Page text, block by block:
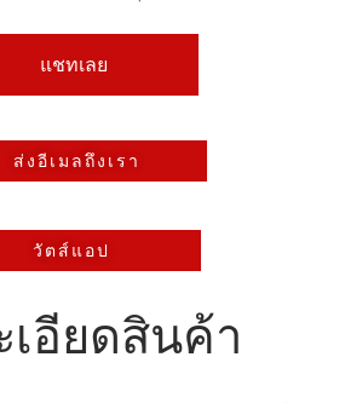
แชทเลย
ส่งอีเมลถึงเรา
วัตส์แอป
เอียดสินค้า